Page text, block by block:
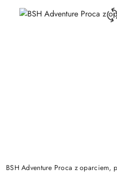
BSH Adventure Proca z oparciem,